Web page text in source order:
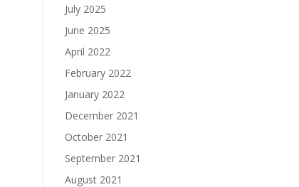
July 2025
June 2025
April 2022
February 2022
January 2022
December 2021
October 2021
September 2021
August 2021